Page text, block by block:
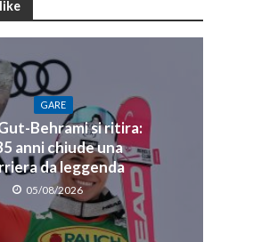
GARE
Behrami si ritira:
anni chiude una
da leggenda
05/08/2026